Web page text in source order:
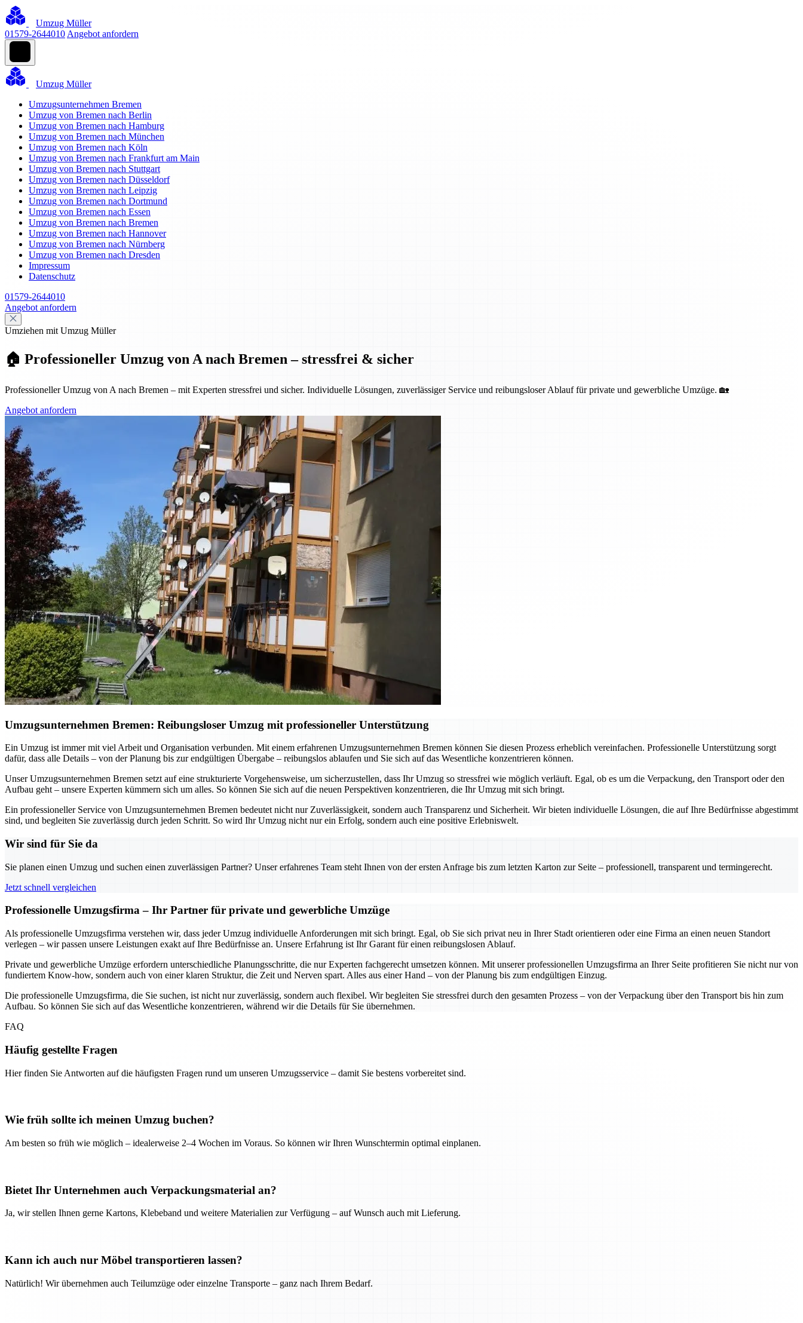
Umzug Müller
01579-2644010 Angebot anfordern
Umzug Müller
Umzugsunternehmen Bremen
Umzug von Bremen nach Berlin
Umzug von Bremen nach Hamburg
Umzug von Bremen nach München
Umzug von Bremen nach Köln
Umzug von Bremen nach Frankfurt am Main
Umzug von Bremen nach Stuttgart
Umzug von Bremen nach Düsseldorf
Umzug von Bremen nach Leipzig
Umzug von Bremen nach Dortmund
Umzug von Bremen nach Essen
Umzug von Bremen nach Bremen
Umzug von Bremen nach Hannover
Umzug von Bremen nach Nürnberg
Umzug von Bremen nach Dresden
Impressum
Datenschutz
01579-2644010
Angebot anfordern
Umziehen mit Umzug Müller
🏠 Professioneller Umzug von A nach Bremen – stressfrei & sicher
Professioneller Umzug von A nach Bremen – mit Experten stressfrei und sicher. Individuelle Lösungen, zuverlässiger Service und reibungsloser Ablauf für private und gewerbliche Umzüge. 🏡
Angebot anfordern
Umzugsunternehmen Bremen: Reibungsloser Umzug mit professioneller Unterstützung
Ein Umzug ist immer mit viel Arbeit und Organisation verbunden. Mit einem erfahrenen Umzugsunternehmen Bremen können Sie diesen Prozess erheblich vereinfachen. Professionelle Unterstützung sorgt
dafür, dass alle Details – von der Planung bis zur endgültigen Übergabe – reibungslos ablaufen und Sie sich auf das Wesentliche konzentrieren können.
Unser Umzugsunternehmen Bremen setzt auf eine strukturierte Vorgehensweise, um sicherzustellen, dass Ihr Umzug so stressfrei wie möglich verläuft. Egal, ob es um die Verpackung, den Transport oder den
Aufbau geht – unsere Experten kümmern sich um alles. So können Sie sich auf die neuen Perspektiven konzentrieren, die Ihr Umzug mit sich bringt.
Ein professioneller Service von Umzugsunternehmen Bremen bedeutet nicht nur Zuverlässigkeit, sondern auch Transparenz und Sicherheit. Wir bieten individuelle Lösungen, die auf Ihre Bedürfnisse abgestimmt
sind, und begleiten Sie zuverlässig durch jeden Schritt. So wird Ihr Umzug nicht nur ein Erfolg, sondern auch eine positive Erlebniswelt.
Wir sind für Sie da
Sie planen einen Umzug und suchen einen zuverlässigen Partner? Unser erfahrenes Team steht Ihnen von der ersten Anfrage bis zum letzten Karton zur Seite – professionell, transparent und termingerecht.
Jetzt schnell vergleichen
Professionelle Umzugsfirma – Ihr Partner für private und gewerbliche Umzüge
Als professionelle Umzugsfirma verstehen wir, dass jeder Umzug individuelle Anforderungen mit sich bringt. Egal, ob Sie sich privat neu in Ihrer Stadt orientieren oder eine Firma an einen neuen Standort
verlegen – wir passen unsere Leistungen exakt auf Ihre Bedürfnisse an. Unsere Erfahrung ist Ihr Garant für einen reibungslosen Ablauf.
Private und gewerbliche Umzüge erfordern unterschiedliche Planungsschritte, die nur Experten fachgerecht umsetzen können. Mit unserer professionellen Umzugsfirma an Ihrer Seite profitieren Sie nicht nur von
fundiertem Know-how, sondern auch von einer klaren Struktur, die Zeit und Nerven spart. Alles aus einer Hand – von der Planung bis zum endgültigen Einzug.
Die professionelle Umzugsfirma, die Sie suchen, ist nicht nur zuverlässig, sondern auch flexibel. Wir begleiten Sie stressfrei durch den gesamten Prozess – von der Verpackung über den Transport bis hin zum
Aufbau. So können Sie sich auf das Wesentliche konzentrieren, während wir die Details für Sie übernehmen.
FAQ
Häufig gestellte Fragen
Hier finden Sie Antworten auf die häufigsten Fragen rund um unseren Umzugsservice – damit Sie bestens vorbereitet sind.
Wie früh sollte ich meinen Umzug buchen?
Am besten so früh wie möglich – idealerweise 2–4 Wochen im Voraus. So können wir Ihren Wunschtermin optimal einplanen.
Bietet Ihr Unternehmen auch Verpackungsmaterial an?
Ja, wir stellen Ihnen gerne Kartons, Klebeband und weitere Materialien zur Verfügung – auf Wunsch auch mit Lieferung.
Kann ich auch nur Möbel transportieren lassen?
Natürlich! Wir übernehmen auch Teilumzüge oder einzelne Transporte – ganz nach Ihrem Bedarf.